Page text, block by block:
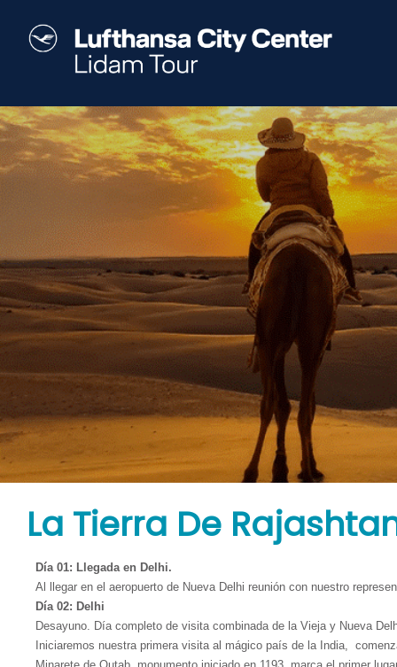
Tours
Agregue las principales ventajas de su negocio que lo hacen único y
comprar el producto. Escribe tu propio texto, ajústalo y presiona Listo.
La Tierra De
Día 01: Llegada en Delhi.
Al llegar en el aeropuerto de Nueva Delhi reunión con nuestro
Día 02: Delhi
Desayuno. Día completo de visita combinada de la Vieja y Nueva
Iniciaremos nuestra primera visita al mágico país de la India,